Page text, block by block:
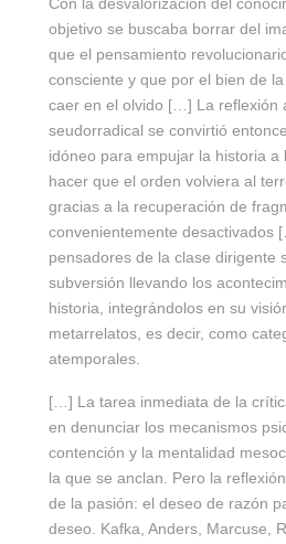
Con la desvalorización del
objetivo se buscaba borrar del
que el pensamiento
consciente y que por el bien de
caer en el olvido […] La reflexión
seudorradical se convirtió
idóneo para empujar la historia a
hacer que el orden volviera al
gracias a la recuperación de
convenientemente desactivados
pensadores de la clase dirigente
subversión llevando los
historia, integrándolos en su
metarrelatos, es decir, como
atemporales.
[…] La tarea inmediata de la
en denunciar los mecanismos
contención y la mentalidad
la que se anclan. Pero la
de la pasión: el deseo de razón
deseo. Kafka, Anders, Marcuse,